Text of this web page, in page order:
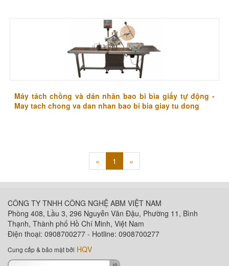
​Máy tách chồng và dán nhãn bao bì bìa giấy tự động -
May tach chong va dan nhan bao bi bia giay tu dong
« 1 (hiện
tại)
»
CÔNG TY TNHH CÔNG NGHỆ ABM VIỆT NAM
Phòng 408, Lầu 3, 296 Nguyễn Văn Đậu, Phường 11, Bình
Thạnh, Thành phố Hồ Chí Minh, Việt Nam
Điện thoại: 0908700277 - Hotline: 0908700277
Cung cấp & bảo mật bởi HQV